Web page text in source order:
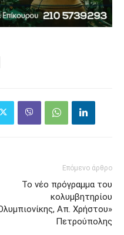
Επόμενο άρθρο
Το νέο πρόγραμμα του
κολυμβητηρίου
Απ. Χρήστου»
Πετρούπολης